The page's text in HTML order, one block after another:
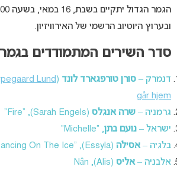
ובערוץ היוטיוב הרשמי של האירוויזיון.
סדר השירים המתמודדים
דנמרק – סורן טורפגארד לונד (
Lund
går hjem
גרמניה – שרה אנגלס (Sarah Engels), “Fire”
ישראל – נועם בתן, “Michelle”
בלגיה –אסילה (Essyla), “Dancing On The Ice”
אלבניה –אליס (Alis), Nân